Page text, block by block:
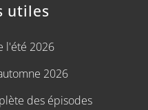
utiles
l'été 2026
2026
des épisodes